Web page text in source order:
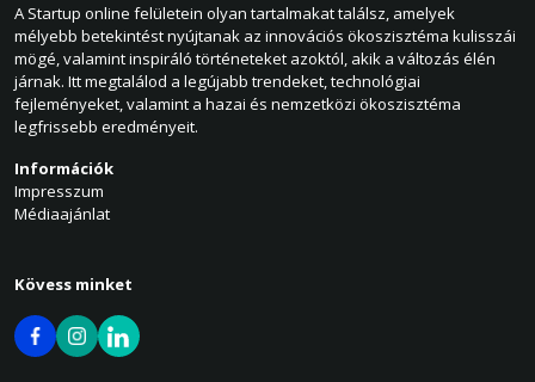
A Startup online felületein olyan tartalmakat találsz, amelyek
mélyebb betekintést nyújtanak az innovációs ökoszisztéma kulisszái
mögé, valamint inspiráló történeteket azoktól, akik a változás élén
járnak. Itt megtalálod a legújabb trendeket, technológiai
fejleményeket, valamint a hazai és nemzetközi ökoszisztéma
legfrissebb eredményeit.
Információk
Impresszum
Médiaajánlat
Kövess minket